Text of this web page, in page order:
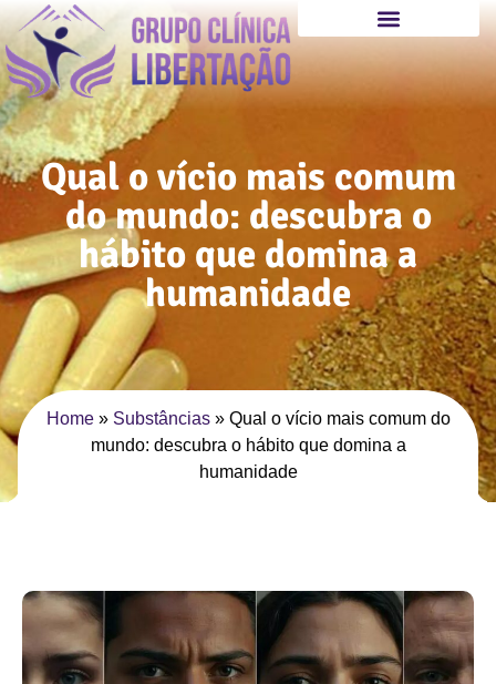
Qual o vício mais comum
do mundo: descubra o
hábito que domina a
humanidade
Home» Substâncias» Qual o vício mais comum do
mundo: descubra o hábito que domina a
humanidade